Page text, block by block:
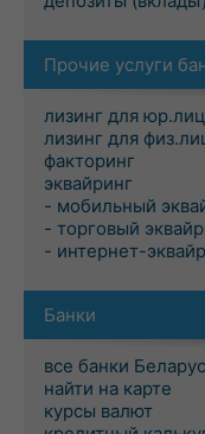
Прочие услуги
лизинг для юр.лиц
лизинг для
факторинг
эквайринг
- мобильный
- торговый
- интернет-
Банки
все банки
найти на карте
курсы валют